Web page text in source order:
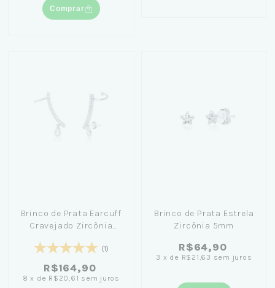
Comprar
Brinco de Prata Earcuff
Cravejado Zircônia
(1)
R$164,90
8 x de R$20,61 sem juros
Brinco de Prata Estrela
Zircônia 5mm
R$64,90
3 x de R$21,63 sem juros